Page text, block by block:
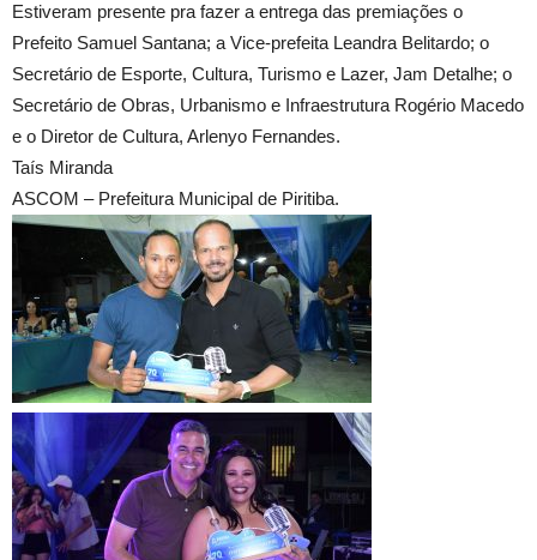
Estiveram presente pra fazer a entrega das premiações o
Prefeito Samuel Santana; a Vice-prefeita Leandra Belitardo; o
Secretário de Esporte, Cultura, Turismo e Lazer, Jam Detalhe; o
Secretário de Obras, Urbanismo e Infraestrutura Rogério Macedo
e o Diretor de Cultura, Arlenyo Fernandes.
Taís Miranda
ASCOM – Prefeitura Municipal de Piritiba.